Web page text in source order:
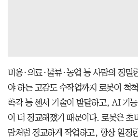
미용·의료·물류·농업 등 사람의 정밀
야 하는 고감도 수작업까지 로봇이 척
촉각 등 센서 기술이 발달하고, AI 기
이 더 정교해졌기 때문이다. 로봇은 초
람처럼 정교하게 작업하고, 항상 일정